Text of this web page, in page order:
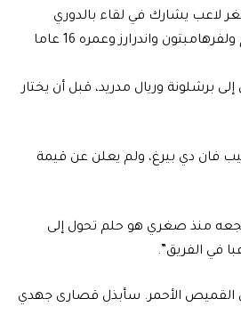
لاعب يشارك في لقاء بالدوري
الإنجليزي الممتاز عندما ظهر مع الفريق، الذي هبط إلى دوري الدرجة الثانية، أمام ولفرهامبتون واندرارز وعمره 16 عاما
17 عاما كان مرشحا للانتقال إلى برشلونة وريال مدريد، قبل أن يختار
فان دي بيرغ، ولم يعلن عن قيمة
الذي أشجعه منذ صغري هو حلم تحول إلى
في الفريق”.
القميص الأحمر. سأبذل قصارى جهدي